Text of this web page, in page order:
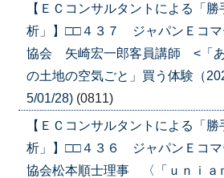
【ＥＣコンサルタントによる「
析」】□□４３７ ジャパンＥコマ
協会 矢崎宏一郎客員講師 <「
の土地の空気ごと」買う体験（
5/01/28) (0811)
【ＥＣコンサルタントによる「
析」】□□４３６ ジャパンＥコマ
協会松本順士理事 〈「ｕｎｉａ